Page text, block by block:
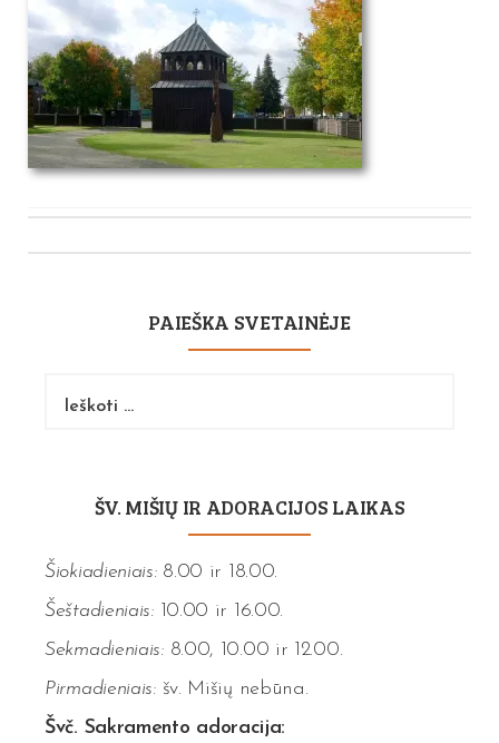
navigation
PAIEŠKA SVETAINĖJE
ŠV. MIŠIŲ IR ADORACIJOS LAIKAS
Šiokiadieniais:8.00 ir 18.00.
Šeštadieniais:10.00 ir 16.00.
Sekmadieniais:8.00, 10.00 ir 12.00.
Pirmadieniais:šv. Mišių nebūna.
Švč. Sakramento adoracija: